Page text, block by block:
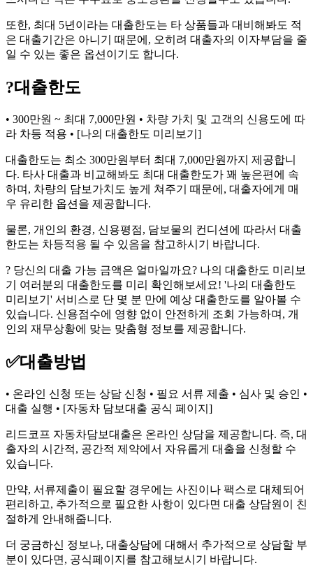
또한, 최대 5년이라는 대출한도는 타 상품들과 대비해봐도 적
은 대출기간은 아니기 때문에, 오히려 대출자의 이자부담을 줄
일 수 있는 좋은 옵션이기도 합니다.
?대출한도
• 300만원 ~ 최대 7,000만원 • 차량 가치 및 고객의 신용도에 따
라 차등 적용 • [나의 대출한도 미리보기]
대출한도는 최소 300만원부터 최대 7,000만원까지 제공합니
다. 타사 대출과 비교해봐도 최대 대출한도가 꽤 높은편에 속
하며, 차량의 담보가치도 높게 쳐주기 때문에, 대출자에게 매
우 유리한 옵션을 제공합니다.
물론, 개인의 환경, 신용평점, 담보물의 컨디션에 따라서 대출
한도는 차등적용 될 수 있음을 참고하시기 바랍니다.
? 당신의 대출 가능 금액은 얼마일까요? 나의 대출한도 미리보
기 여러분의 대출한도를 미리 확인해보세요! '나의 대출한도
미리보기' 서비스로 단 몇 분 만에 예상 대출한도를 알아볼 수
있습니다. 신용점수에 영향 없이 안전하게 조회 가능하며, 개
인의 재무상황에 맞는 맞춤형 정보를 제공합니다.
✅대출방법
• 온라인 신청 또는 상담 신청 • 필요 서류 제출 • 심사 및 승인 •
대출 실행 • [자동차 담보대출 공식 페이지]
리드코프 자동차담보대출은 온라인 상담을 제공합니다. 즉, 대
출자의 시간적, 공간적 제약에서 자유롭게 대출을 신청할 수
있습니다.
만약, 서류제출이 필요할 경우에는 사진이나 팩스로 대체되어
편리하고, 추가적으로 필요한 사항이 있다면 대출 상담원이 친
절하게 안내해줍니다.
더 궁금하신 정보나, 대출상담에 대해서 추가적으로 상담할 부
분이 있다면, 공식페이지를 참고해보시기 바랍니다.